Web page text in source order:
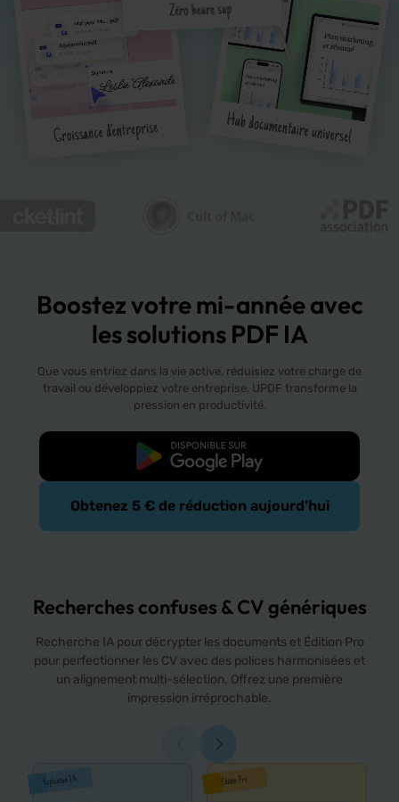
Boostez votre mi-année avec
les solutions PDF IA
Que vous entriez dans la vie active, réduisiez votre charge de
travail ou développiez votre entreprise, UPDF transforme la
pression en productivité.
TÉLÉCHARGER
Obtenez 5 € de réduction aujourd’hui
Recherches confuses & CV génériques
Recherche IA pour décrypter les documents et Édition Pro
pour perfectionner les CV avec des polices harmonisées et
un alignement multi-sélection. Offrez une première
impression irréprochable.